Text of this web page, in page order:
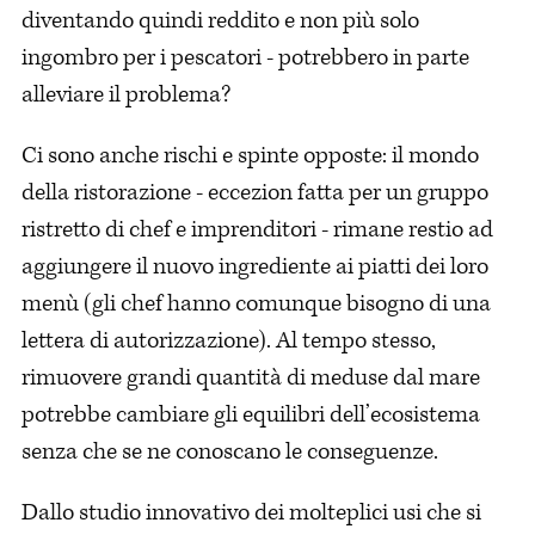
diventando quindi reddito e non più solo
ingombro per i pescatori - potrebbero in parte
alleviare il problema?
Ci sono anche rischi e spinte opposte: il mondo
della ristorazione - eccezion fatta per un gruppo
ristretto di chef e imprenditori - rimane restio ad
aggiungere il nuovo ingrediente ai piatti dei loro
menù (gli chef hanno comunque bisogno di una
lettera di autorizzazione). Al tempo stesso,
rimuovere grandi quantità di meduse dal mare
potrebbe cambiare gli equilibri dell’ecosistema
senza che se ne conoscano le conseguenze.
Dallo studio innovativo dei molteplici usi che si